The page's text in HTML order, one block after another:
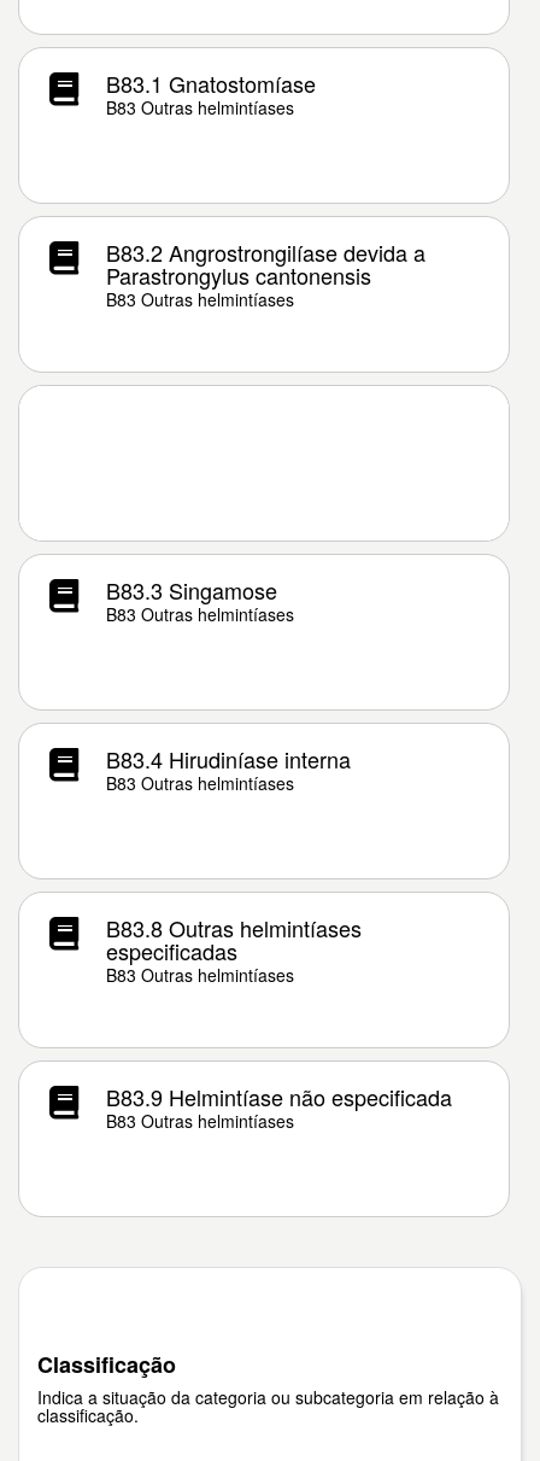
B83.1 Gnatostomíase
B83 Outras helmintíases
B83.2 Angrostrongilíase devida a
Parastrongylus cantonensis
B83 Outras helmintíases
B83.3 Singamose
B83 Outras helmintíases
B83.4 Hirudiníase interna
B83 Outras helmintíases
B83.8 Outras helmintíases
especificadas
B83 Outras helmintíases
B83.9 Helmintíase não especificada
B83 Outras helmintíases
Classificação
Indica a situação da categoria ou subcategoria em relação à
classificação.